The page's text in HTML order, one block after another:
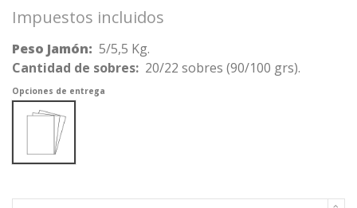
Impuestos incluidos
Peso Jamón: 5/5,5 Kg.
Cantidad de sobres: 20/22 sobres (90/100 grs).
Opciones de entrega